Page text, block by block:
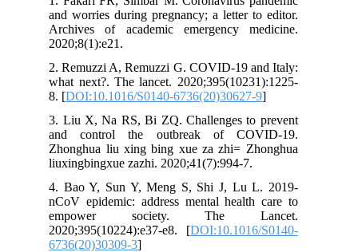
and worries during pregnancy; a letter to editor.
Archives of academic emergency medicine.
2020;8(1):e21.
2. Remuzzi A, Remuzzi G. COVID-19 and Italy:
what next?. The lancet. 2020;395(10231):1225-
8. [DOI:10.1016/S0140-6736(20)30627-9
3. Liu X, Na RS, Bi ZQ. Challenges to prevent
and control the outbreak of COVID-19.
Zhonghua liu xing bing xue za zhi= Zhonghua
liuxingbingxue zazhi. 2020;41(7):994-7.
4. Bao Y, Sun Y, Meng S, Shi J, Lu L. 2019-
nCoV epidemic: address mental health care to
empower society. The Lancet.
2020;395(10224):e37-e8. [DOI:10.1016/S0140-
6736(20)30309-3